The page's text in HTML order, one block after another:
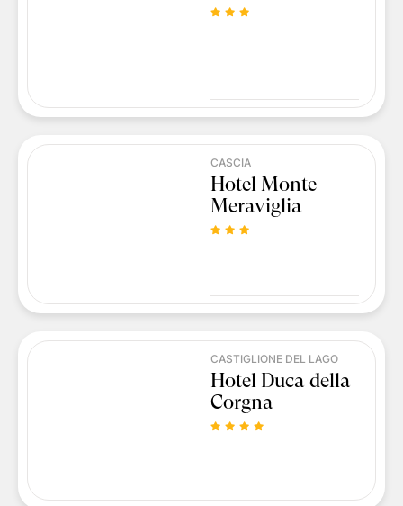
CASCIA
Hotel Monte
Meraviglia
CASTIGLIONE DEL LAGO
Hotel Duca della
Corgna